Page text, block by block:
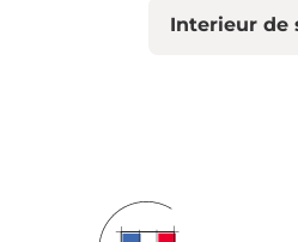
Interieur de